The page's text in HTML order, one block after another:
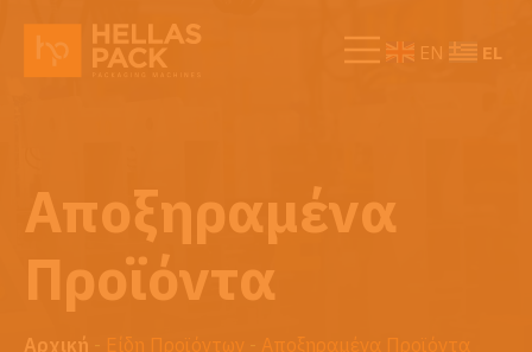
EN EL
Αποξηραμένα
Προϊόντα
Αρχική - Είδη Προϊόντων - Αποξηραμένα Προϊόντα